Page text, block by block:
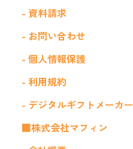
- 資料請求
- お問い合わせ
- 個人情報保護
- 利用規約
- デジタルギフトメーカー
■株式会社マフィン